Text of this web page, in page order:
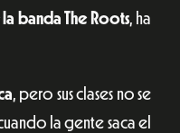
banda The Roots, ha
, pero sus clases no se
la gente saca el